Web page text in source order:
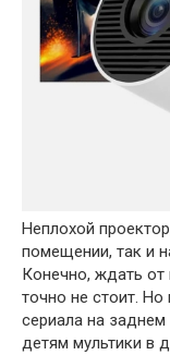
Неплохой
помещении, так и
Конечно, ждать от
точно не стоит.
сериала на
детям мультики в